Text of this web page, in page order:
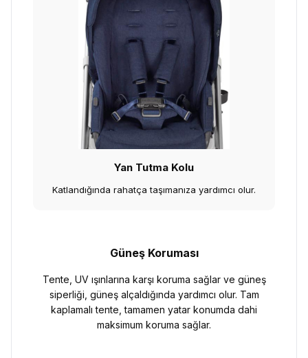
Yan Tutma Kolu
Katlandığında rahatça taşımanıza yardımcı olur.
Güneş Koruması
Tente, UV ışınlarına karşı koruma sağlar ve güneş
siperliği, güneş alçaldığında yardımcı olur. Tam
kaplamalı tente, tamamen yatar konumda dahi
maksimum koruma sağlar.